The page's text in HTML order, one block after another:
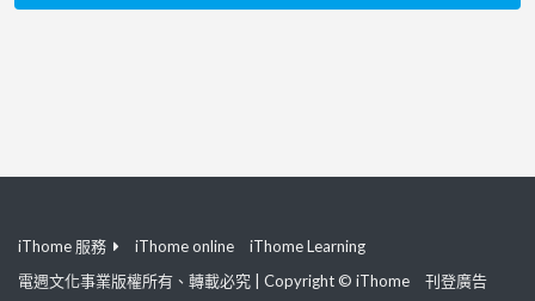
iThome 服務 iThome online
iThome Learning
電週文化事業版權所有、轉載必究 | Copyright © iThome
刊登廣告